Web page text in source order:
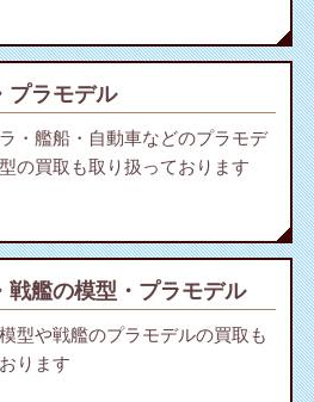
プラモデル
・艦船・自動車などのプラモデ
の買取も取り扱っております
戦艦の模型・プラモデル
型や戦艦のプラモデルの買取も
ります